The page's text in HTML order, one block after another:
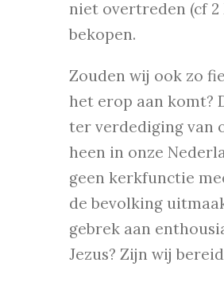
niet overtreden (cf 2
bekopen.
Zouden wij ook zo
het erop aan komt?
ter verdediging van
heen in onze
geen kerkfunctie
de bevolking
gebrek aan
Jezus? Zijn wij